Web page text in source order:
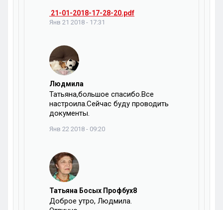
21-01-2018-17-28-20.pdf
Янв 21 2018 - 17:31
Людмила
Татьяна,большое спасибо.Все
настроила.Сейчас буду проводить
документы.
Янв 22 2018 - 09:20
Татьяна Босых Профбух8
Доброе утро, Людмила.